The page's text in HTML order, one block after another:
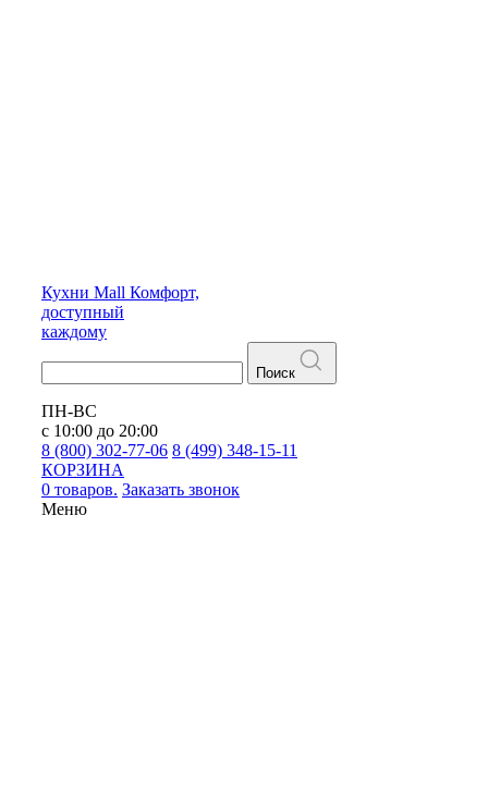
Кухни Mall Комфорт,
доступный
каждому
Поиск
ПН-ВС
с 10:00 до 20:00
8 (800) 302-77-06 8 (499) 348-15-11
КОРЗИНА
0 товаров. Заказать звонок
Меню